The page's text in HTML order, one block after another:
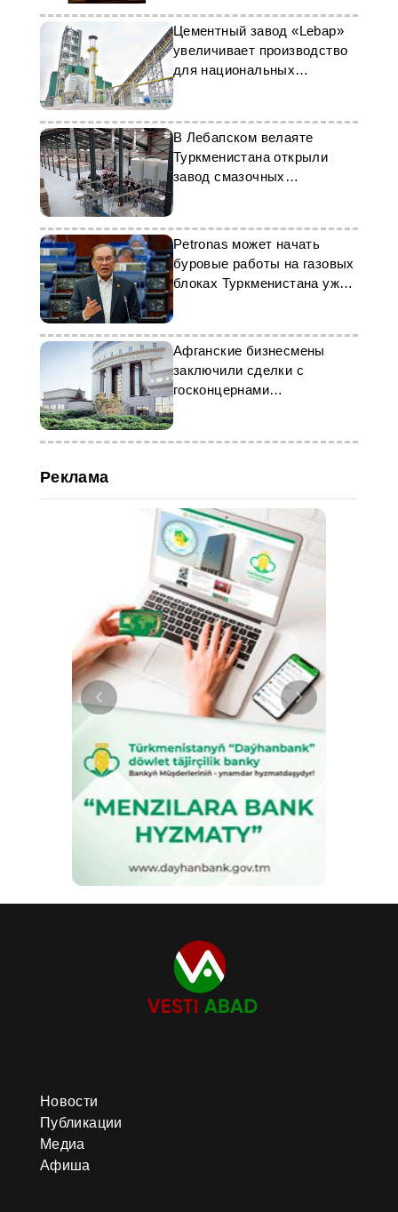
Цементный завод «Lebap»
увеличивает производство
для национальных
стройпроектов
В Лебапском велаяте
Туркменистана открыли
завод смазочных
материалов Şir Ýag
Petronas может начать
буровые работы на газовых
блоках Туркменистана уже в
Афганские бизнесмены
заключили сделки с
госконцернами
Туркменистана
Реклама
Новости
Публикации
Медиа
Афиша